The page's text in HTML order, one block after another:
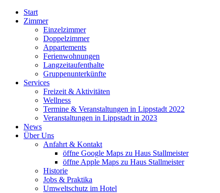
Start
Zimmer
Einzelzimmer
Doppelzimmer
Appartements
Ferienwohnungen
Langzeitaufenthalte
Gruppenunterkünfte
Services
Freizeit & Aktivitäten
Wellness
Termine & Veranstaltungen in Lippstadt 2022
Veranstaltungen in Lippstadt in 2023
News
Über Uns
Anfahrt & Kontakt
öffne Google Maps zu Haus Stallmeister
öffne Apple Maps zu Haus Stallmeister
Historie
Jobs & Praktika
Umweltschutz im Hotel